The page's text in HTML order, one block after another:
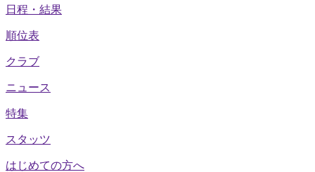
日程・結果
順位表
クラブ
ニュース
特集
スタッツ
はじめての方へ